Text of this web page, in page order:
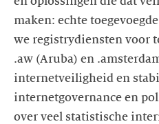
maken: echte
we registrydiensten voor
.aw (Aruba) en
internetveiligheid en
internetgovernance en
over veel statistische